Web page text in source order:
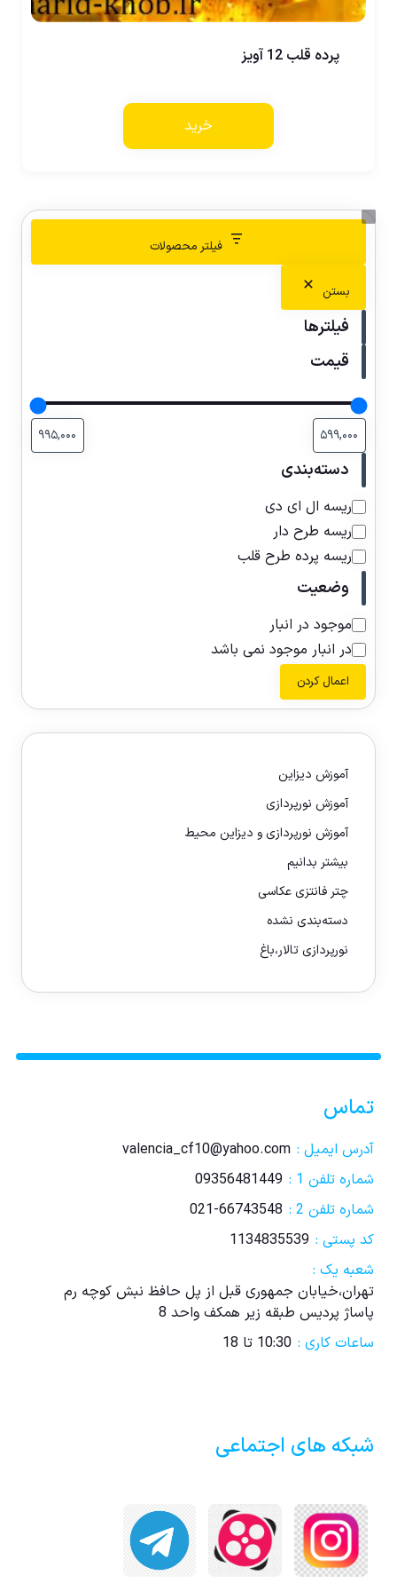
پرده قلب 12 آویز
خرید
فیلتر محصولات
بستن
فیلترها
قیمت
دسته‌بندی
ریسه ال ای دی
ریسه طرح دار
ریسه پرده طرح قلب
وضعیت
موجود در انبار
در انبار موجود نمی باشد
اعمال کردن
آموزش دیزاین
آموزش نورپردازی
آموزش نورپردازی و دیزاین محیط
بیشتر بدانیم
چتر فانتزی عکاسی
دسته‌بندی نشده
نورپردازی تالار،باغ
تماس
آدرس ایمیل : valencia_cf10@yahoo.com
شماره تلفن 1 :
09356481449
شماره تلفن 2 :
021-66743548
کد پستی : 1134835539
شعبه یک :
تهران،خیابان جمهوری قبل از پل حافظ نبش کوچه رم
پاساژ پردیس طبقه زیر همکف واحد 8
ساعات کاری : 10:30 تا 18
شبکه های اجتماعی